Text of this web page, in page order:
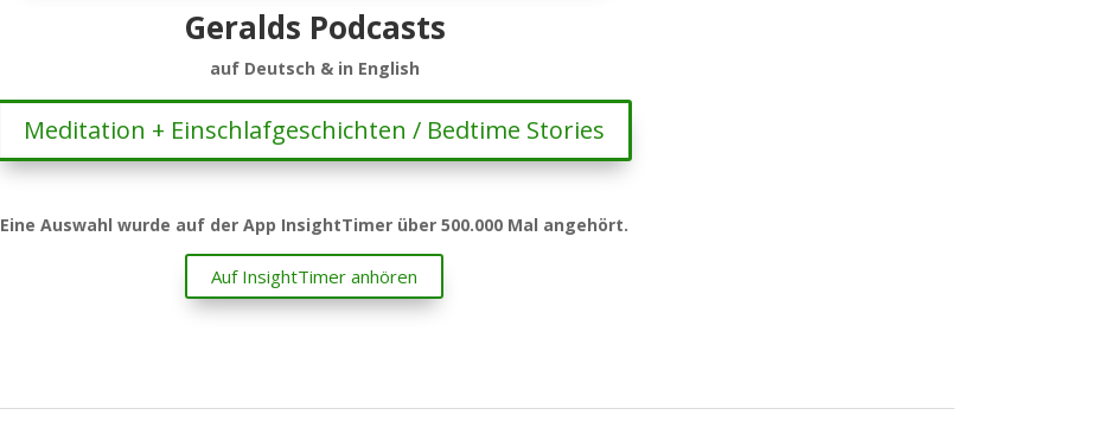
Geralds Podcasts
auf Deutsch & in English
Meditation + Einschlafgeschichten / Bedtime Stories
Eine Auswahl wurde auf der App InsightTimer über 500.000 Mal angehört.
Auf InsightTimer anhören